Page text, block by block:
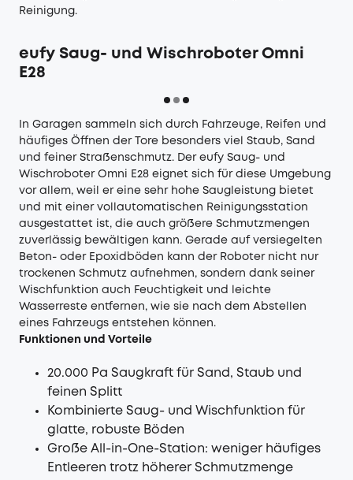
Reinigung.
eufy Saug- und Wischroboter Omni
E28
In Garagen sammeln sich durch Fahrzeuge, Reifen und
häufiges Öffnen der Tore besonders viel Staub, Sand
und feiner Straßenschmutz. Der eufy Saug- und
Wischroboter Omni E28 eignet sich für diese Umgebung
vor allem, weil er eine sehr hohe Saugleistung bietet
und mit einer vollautomatischen Reinigungsstation
ausgestattet ist, die auch größere Schmutzmengen
zuverlässig bewältigen kann. Gerade auf versiegelten
Beton- oder Epoxidböden kann der Roboter nicht nur
trockenen Schmutz aufnehmen, sondern dank seiner
Wischfunktion auch Feuchtigkeit und leichte
Wasserreste entfernen, wie sie nach dem Abstellen
eines Fahrzeugs entstehen können.
Funktionen und Vorteile
20.000 Pa Saugkraft für Sand, Staub und
feinen Splitt
Kombinierte Saug- und Wischfunktion für
glatte, robuste Böden
Große All-in-One-Station: weniger häufiges
Entleeren trotz höherer Schmutzmenge